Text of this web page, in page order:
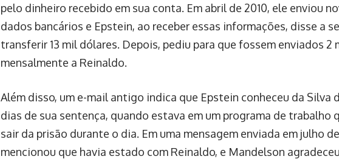
pelo dinheiro recebido em sua conta. Em abril de 2010, ele enviou
dados bancários e Epstein, ao receber essas informações, disse a
transferir 13 mil dólares. Depois, pediu para que fossem enviados 2
mensalmente a Reinaldo.
Além disso, um e-mail antigo indica que Epstein conheceu da Silva
dias de sua sentença, quando estava em um programa de trabalho
sair da prisão durante o dia. Em uma mensagem enviada em julho
mencionou que havia estado com Reinaldo, e Mandelson